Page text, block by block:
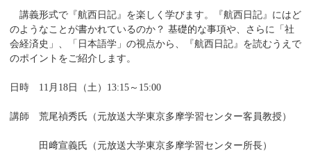
講義形式で『航西日記』を楽しく学びます。『航西日記』にはど
のようなことが書かれているのか？ 基礎的な事項や、さらに「社
会経済史」、「日本語学」の視点から、『航西日記』を読むうえで
のポイントをご紹介します。
日時 11月18日（土）13:15～15:00
講師 荒尾禎秀氏（元放送大学東京多摩学習センター客員教授）
田﨑宣義氏（元放送大学東京多摩学習センター所長）